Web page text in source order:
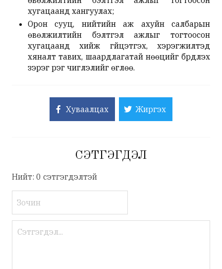
хугацаанд хангуулах;
Орон сууц, нийтийн аж ахуйн салбарын
өвөлжилтийн бэлтгэл ажлыг тогтоосон
хугацаанд хийж гүйцэтгэх, хэрэгжилтэд
хяналт тавих, шаардлагатай нөөцийг бүрдүүлэх
зэрэг үүрэг чиглэлийг өглөө.
Хуваалцах Жиргэх
СЭТГЭГДЭЛ
Нийт: 0 сэтгэгдэлтэй